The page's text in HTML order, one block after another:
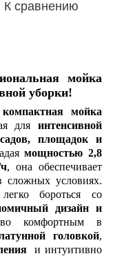
К сравнению
мойка
уборки!
мойка
для интенсивной
площадок и
мощностью 2,8
, она обеспечивает
условиях.
бороться со
дизайн и
комфортным в
головкой,
и интуитивно